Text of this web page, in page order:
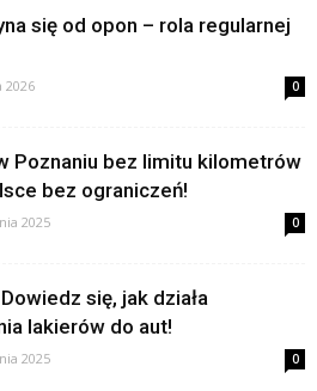
się od opon – rola regularnej
2026 0
Poznaniu bez limitu kilometrów
bez ograniczeń!
2025 0
się, jak działa
lakierów do aut!
2025 0